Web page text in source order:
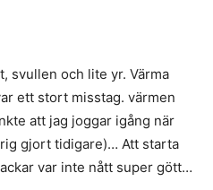
svullen och lite yr. Värma
ett stort misstag. värmen
att jag joggar igång när
gjort tidigare)… Att starta
var inte nått super gött…